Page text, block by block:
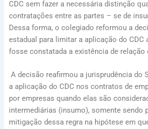
CDC sem fazer a necessária distinção
contratações entre as partes – se de
Dessa forma, o colegiado reformou a
estadual para limitar a aplicação do CDC
fosse constatada a existência de relação
A decisão reafirmou a jurisprudência do
a aplicação do CDC nos contratos de
por empresas quando elas são
intermediárias (insumo), somente sendo
mitigação dessa regra na hipótese em